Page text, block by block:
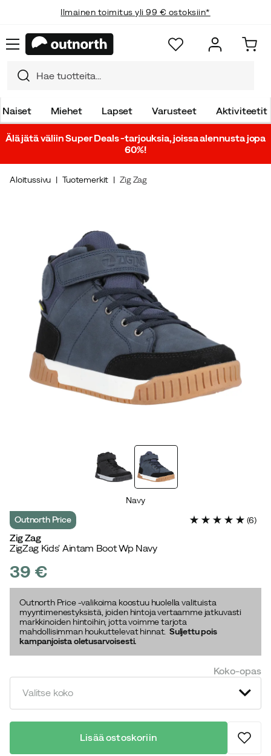
Ilmainen toimitus yli 99 € ostoksiin*
Naiset Miehet Lapset Varusteet Aktiviteetit
Älä jätä väliin Super Deals -tarjouksia, joissa alennusta jopa
60%!
Aloitussivu Tuotemerkit Zig Zag
Navy
Outnorth Price (6)
Zig Zag
ZigZag Kids' Aintam Boot Wp Navy
price
39 €
Outnorth Price -valikoima koostuu huolella valituista
myyntimenestyksistä, joiden hintoja vertaamme jatkuvasti
markkinoiden hintoihin, jotta voimme tarjota
mahdollisimman houkuttelevat hinnat. Suljettu pois
kampanjoista oletusarvoisesti.
Koko-opas
Valitse koko
Lisää ostoskoriin